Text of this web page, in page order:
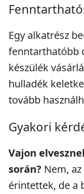
Egy alkatrész
fenntarthatóbb
készülék
hulladék
tovább
Gyakori
Vajon
során? Nem,
érintettek, de a